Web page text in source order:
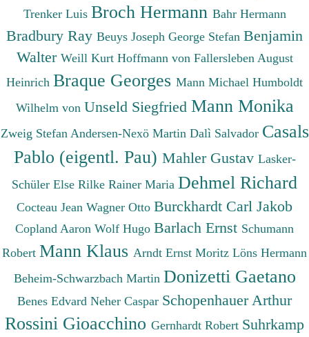
Trenker Luis Broch Hermann Bahr Hermann
Bradbury Ray Beuys Joseph George Stefan Benjamin
Walter Weill Kurt Hoffmann von Fallersleben August
Heinrich Braque Georges Mann Michael Humboldt
Wilhelm von Unseld Siegfried Mann Monika
Zweig Stefan Andersen-Nexö Martin Dalì Salvador Casals
Pablo (eigentl. Pau) Mahler Gustav Lasker-
Schüler Else Rilke Rainer Maria Dehmel Richard
Cocteau Jean Wagner Otto Burckhardt Carl Jakob
Copland Aaron Wolf Hugo Barlach Ernst Schumann
Robert Mann Klaus Arndt Ernst Moritz Löns Hermann
Beheim-Schwarzbach Martin Donizetti Gaetano
Benes Edvard Neher Caspar Schopenhauer Arthur
Rossini Gioacchino Gernhardt Robert Suhrkamp